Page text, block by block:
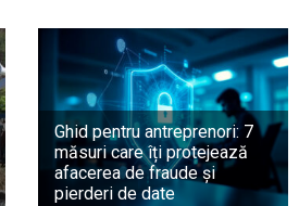
Ghid pentru antreprenori: 7
măsuri care îți protejează
afacerea de fraude și
pierderi de date